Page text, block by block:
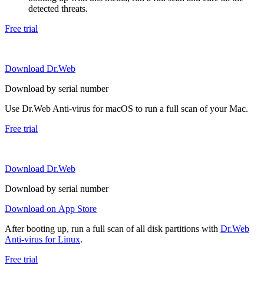
detected threats.
Free trial
Download Dr.Web
Download by serial number
Use Dr.Web Anti-virus for macOS to run a full scan of your Mac.
Free trial
Download Dr.Web
Download by serial number
Download on App Store
After booting up, run a full scan of all disk partitions with Dr.Web
Anti-virus for Linux.
Free trial